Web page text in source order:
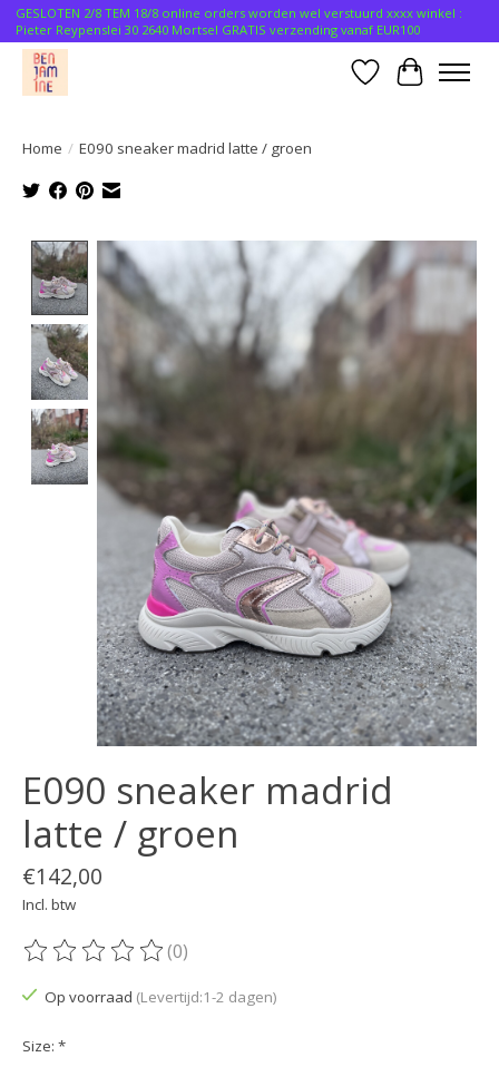
GESLOTEN 2/8 TEM 18/8 online orders worden wel verstuurd xxxx winkel :
Pieter Reypenslei 30 2640 Mortsel GRATIS verzending vanaf EUR100
Verlanglijst
Home / E090 sneaker madrid latte / groen
Product image slideshow Items
E090 sneaker madrid
latte / groen
€142,00
Incl. btw
De beoordeling van dit product is
(0)
Op voorraad (Levertijd:1-2 dagen)
Size: *